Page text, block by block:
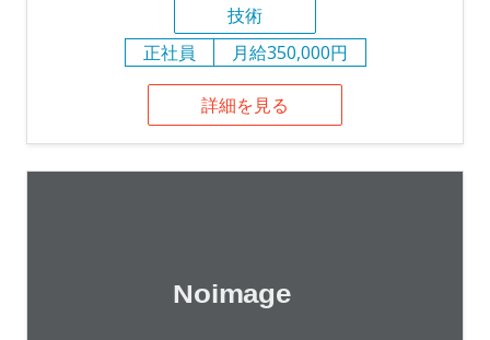
技術
正社員
月給350,000円
詳細を見る